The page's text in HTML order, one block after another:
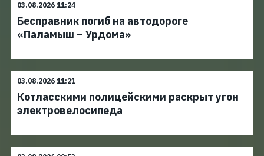
03.08.2026 11:24
Бесправник погиб на автодороге
«Паламыш – Урдома»
03.08.2026 11:21
Котласскими полицейскими раскрыт угон
электровелосипеда